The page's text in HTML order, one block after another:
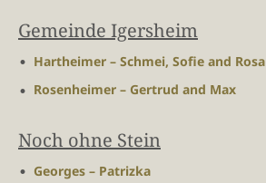
Gemeinde Igersheim
Hartheimer – Schmei, Sofie and Rosa
Rosenheimer – Gertrud and Max
Noch ohne Stein
Georges – Patrizka